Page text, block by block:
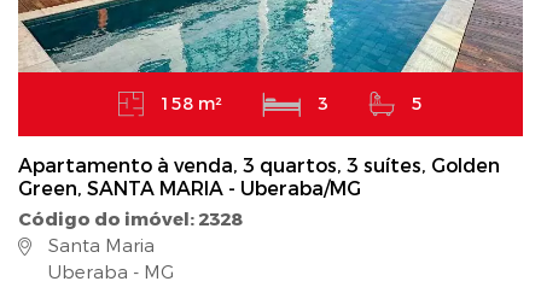
158 m² 3 5
Apartamento à venda, 3 quartos, 3 suítes, Golden
Green, SANTA MARIA - Uberaba/MG
Código do imóvel: 2328
Santa Maria
Uberaba - MG